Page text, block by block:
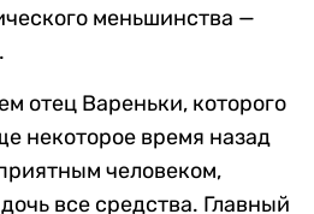
меньшинства —
отец Вареньки, которого
некоторое время назад
человеком,
все средства. Главный